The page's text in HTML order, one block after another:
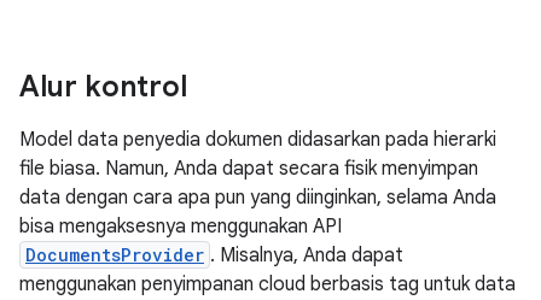
Alur kontrol
Model data penyedia dokumen didasarkan pada hierarki
file biasa. Namun, Anda dapat secara fisik menyimpan
data dengan cara apa pun yang diinginkan, selama Anda
bisa mengaksesnya menggunakan API
DocumentsProvider . Misalnya, Anda dapat
menggunakan penyimpanan cloud berbasis tag untuk data